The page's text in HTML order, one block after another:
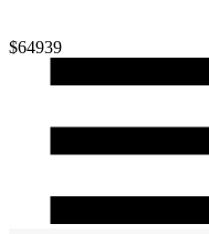
$64939